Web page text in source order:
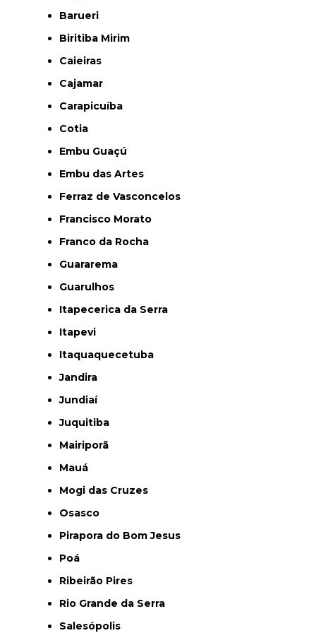
Barueri
Biritiba Mirim
Caieiras
Cajamar
Carapicuíba
Cotia
Embu Guaçú
Embu das Artes
Ferraz de Vasconcelos
Francisco Morato
Franco da Rocha
Guararema
Guarulhos
Itapecerica da Serra
Itapevi
Itaquaquecetuba
Jandira
Jundiaí
Juquitiba
Mairiporã
Mauá
Mogi das Cruzes
Osasco
Pirapora do Bom Jesus
Poá
Ribeirão Pires
Rio Grande da Serra
Salesópolis